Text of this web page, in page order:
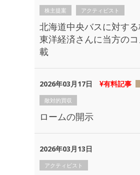
株主提案 アクティビスト
北海道中央バスに対する
東洋経済さんに当方の
載
2026年03月17日 有料記事
敵対的買収
ロームの開示
2026年03月13日
アクティビスト